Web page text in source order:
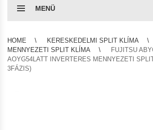
MENÜ
HOME KERESKEDELMI SPLIT KLÍMA
MENNYEZETI SPLIT KLÍMA
FUJITSU
AOYG54LATT INVERTERES MENNYEZETI
3FÁZIS)